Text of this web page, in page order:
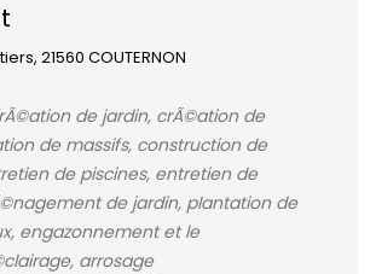
21560 COUTERNON
de jardin, crÃ©ation de
de massifs, construction de
de piscines, entretien de
de jardin, plantation de
engazonnement et le
arrosage